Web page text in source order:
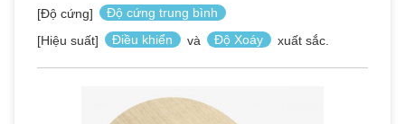
[Độ cứng]
Độ cứng trung bình
[Hiệu suất]
Điều khiển và Độ Xoáy xuất sắc.